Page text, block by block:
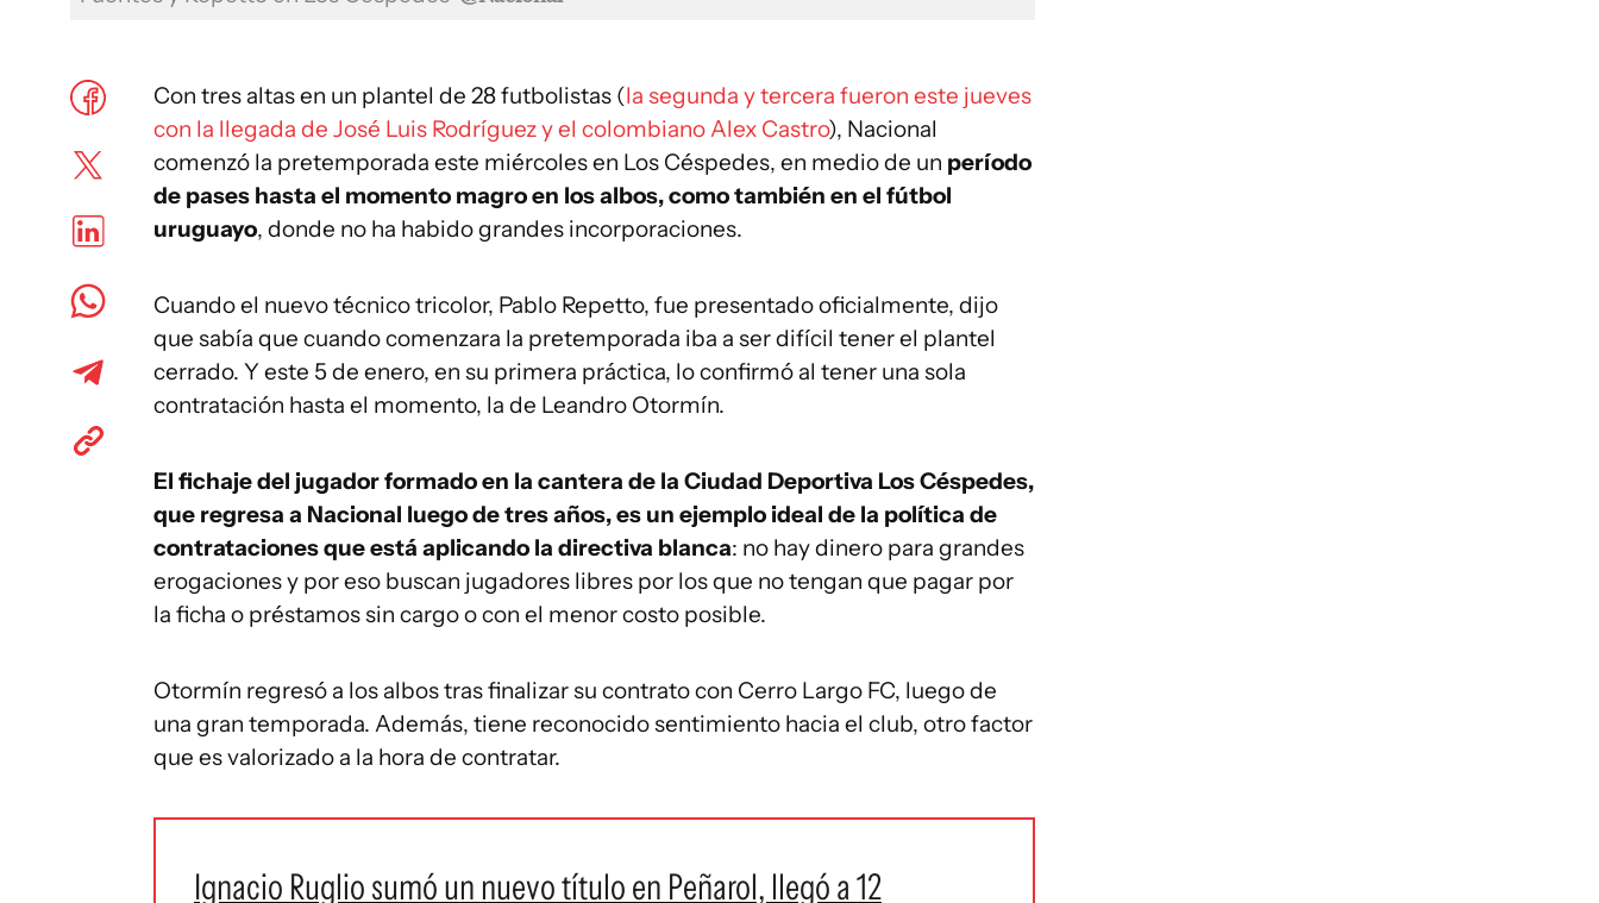
Con tres altas en un plantel de 28 futbolistas (la segunda y tercera fueron este jueves
con la llegada de José Luis Rodríguez y el colombiano Alex Castro), Nacional
comenzó la pretemporada este miércoles en Los Céspedes, en medio de un período
de pases hasta el momento magro en los albos, como también en el fútbol
uruguayo, donde no ha habido grandes incorporaciones.
Cuando el nuevo técnico tricolor, Pablo Repetto, fue presentado oficialmente, dijo
que sabía que cuando comenzara la pretemporada iba a ser difícil tener el plantel
cerrado. Y este 5 de enero, en su primera práctica, lo confirmó al tener una sola
contratación hasta el momento, la de Leandro Otormín.
El fichaje del jugador formado en la cantera de la Ciudad Deportiva Los Céspedes,
que regresa a Nacional luego de tres años, es un ejemplo ideal de la política de
contrataciones que está aplicando la directiva blanca: no hay dinero para grandes
erogaciones y por eso buscan jugadores libres por los que no tengan que pagar por
la ficha o préstamos sin cargo o con el menor costo posible.
Otormín regresó a los albos tras finalizar su contrato con Cerro Largo FC, luego de
una gran temporada. Además, tiene reconocido sentimiento hacia el club, otro factor
que es valorizado a la hora de contratar.
Ignacio Ruglio sumó un nuevo título en Peñarol, llegó a 12